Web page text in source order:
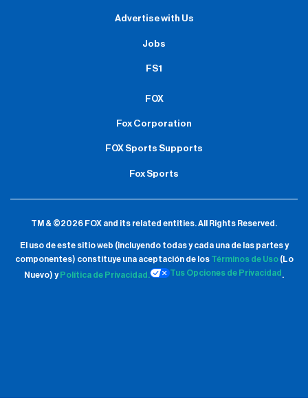
Advertise with Us
Jobs
FS1
FOX
Fox Corporation
FOX Sports Supports
Fox Sports
TM & ©2026 FOX and its related entities.All Rights Reserved.
El uso de este sitio web (incluyendo todas y cada una de las partes y
componentes) constituye una aceptación de los Términos de Uso(Lo
Nuevo) y Política de Privacidad. Tus Opciones de Privacidad .